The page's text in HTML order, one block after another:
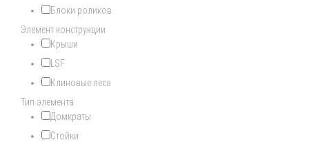
Блоки роликов
Элемент конструкции:
Крыши
LSF
Клиновые леса
Тип элемента:
Домкраты
Стойки